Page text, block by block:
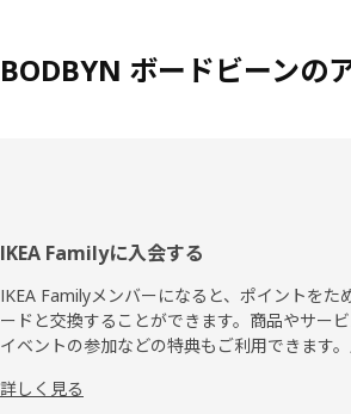
BODBYN ボードビーンの
フ
ッ
タ
IKEA Familyに入会する
IKEA Familyメンバーになると、ポイントをた
ードと交換することができます。商品やサー
イベントの参加などの特典もご利用できます。
詳しく見る